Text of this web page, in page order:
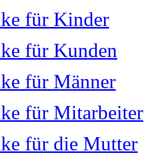
für Kinder
für Kunden
für Männer
für Mitarbeiter
für die Mutter